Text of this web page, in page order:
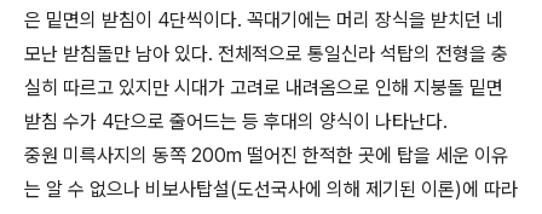
은 밑면의 받침이 4단씩이다. 꼭대기에는 머리 장식을 받치던 네
모난 받침돌만 남아 있다. 전체적으로 통일신라 석탑의 전형을 충
실히 따르고 있지만 시대가 고려로 내려옴으로 인해 지붕돌 밑면
받침 수가 4단으로 줄어드는 등 후대의 양식이 나타난다.
중원 미륵사지의 동쪽 200m 떨어진 한적한 곳에 탑을 세운 이유
는 알 수 없으나 비보사탑설(도선국사에 의해 제기된 이론)에 따라